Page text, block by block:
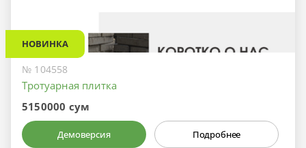
НОВИНКА
№ 104558
Тротуарная плитка
5150000 сум
Демоверсия Подробнее